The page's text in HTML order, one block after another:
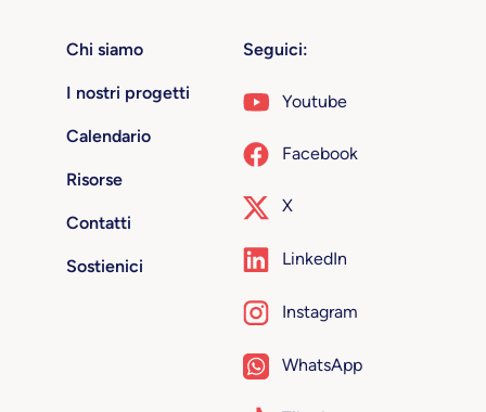
Chi siamo
I nostri progetti
Calendario
Risorse
Contatti
Sostienici
Seguici:
Youtube
Facebook
X
LinkedIn
Instagram
WhatsApp